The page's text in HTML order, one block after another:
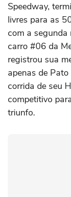
Speedway,
livres para as
com a segunda
carro #06 da
registrou sua
apenas de
corrida de seu
competitivo
triunfo.